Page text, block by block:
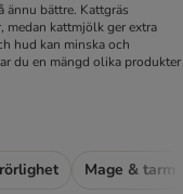
bättre. Kattgräs
kattmjölk ger extra
hud kan minska och
du en mängd olika produkter
Mage & tarm